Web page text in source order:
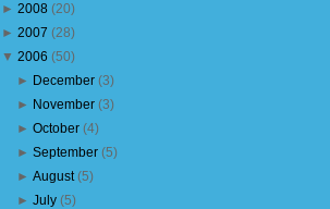
► 2008 (20)
► 2007 (28)
▼ 2006 (50)
► December (3)
► November (3)
►October (4)
►September (5)
►August(5)
►July (5)